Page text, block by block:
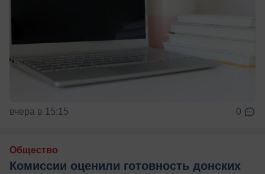
вчера в 15:15 0
Общество
Комиссии оценили готовность донских